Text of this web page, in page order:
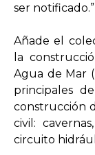
ser notificado.”
Añade el
la
Agua de Mar
principales
construcción
civil:
circuito